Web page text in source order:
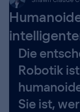
Die
Robotik
Sie ist,